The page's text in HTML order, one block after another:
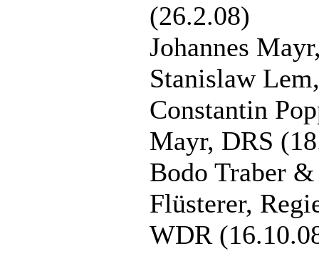
(26.2.08)
Johannes
Stanislaw
Constantin
Mayr, DRS
Bodo Traber
Flüsterer,
WDR